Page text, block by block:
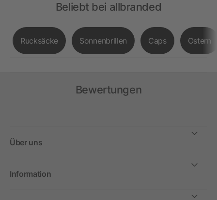
Beliebt bei allbranded
Rucksäcke Sonnenbrillen Caps Ostern
Bewertungen
Über uns
Information